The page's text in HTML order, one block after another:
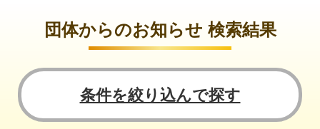
団体からのお知らせ 検索結果
条件を絞り込んで探す